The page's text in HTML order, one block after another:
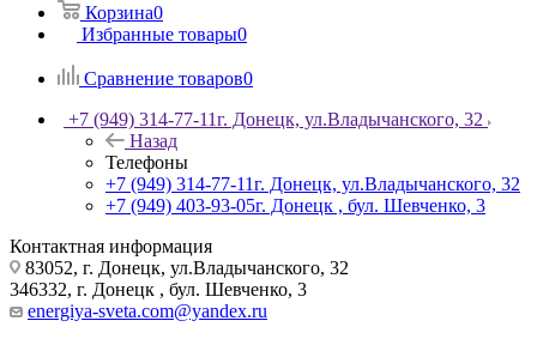
Корзина0
Избранные товары0
Сравнение товаров0
+7 (949) 314-77-11г. Донецк, ул.Владычанского, 32
Назад
Телефоны
+7 (949) 314-77-11г. Донецк, ул.Владычанского, 32
+7 (949) 403-93-05г. Донецк , бул. Шевченко, 3
Контактная информация
83052, г. Донецк, ул.Владычанского, 32
346332, г. Донецк , бул. Шевченко, 3
energiya-sveta.com@yandex.ru